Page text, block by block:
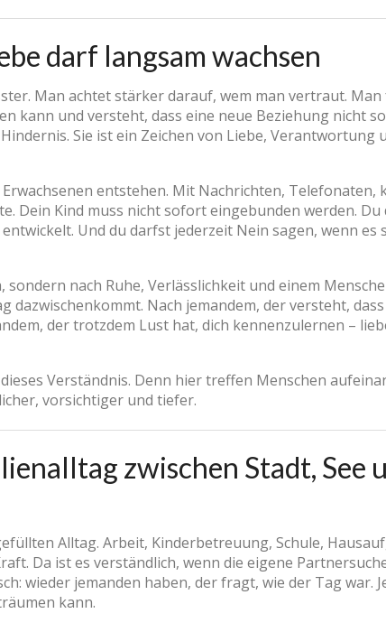
darf langsam wachsen
Man achtet stärker darauf, wem man vertraut.
kann und versteht, dass eine neue Beziehung nicht
Sie ist ein Zeichen von Liebe, Verantwortung
entstehen. Mit Nachrichten, Telefonaten,
Dein Kind muss nicht sofort eingebunden werden.
Und du darfst jederzeit Nein sagen, wenn es
nach Ruhe, Verlässlichkeit und einem
dazwischenkommt. Nach jemandem, der versteht,
der trotzdem Lust hat, dich kennenzulernen –
Verständnis. Denn hier treffen Menschen
vorsichtiger und tiefer.
zwischen Stadt, See
Alltag. Arbeit, Kinderbetreuung, Schule,
Da ist es verständlich, wenn die eigene
wieder jemanden haben, der fragt, wie der Tag war.
kann.